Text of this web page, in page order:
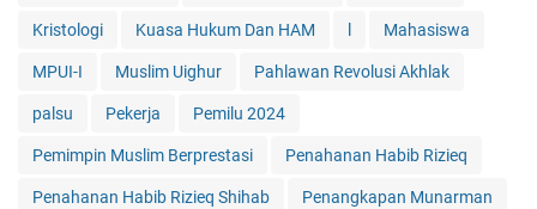
Kristologi Kuasa Hukum Dan HAM Mahasiswa
MPUI-I Muslim Uighur Pahlawan Revolusi Akhlak
palsu Pekerja Pemilu 2024
Pemimpin Muslim Berprestasi Penahanan Habib Rizieq
Penahanan Habib Rizieq Shihab Penangkapan Munarman